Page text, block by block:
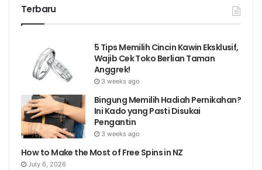
Terbaru
5 Tips Memilih Cincin Kawin Eksklusif,
Wajib Cek Toko Berlian Taman
Anggrek!
3 weeks ago
Bingung Memilih Hadiah Pernikahan?
Ini Kado yang Pasti Disukai
Pengantin
3 weeks ago
How to Make the Most of Free Spins in NZ
July 6, 2026